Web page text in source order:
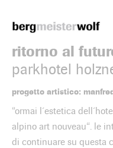
ritorno al
parkhotel
progetto artistico:
“ormai l´estetica
alpino art nouveau“. le
di continuare su questa